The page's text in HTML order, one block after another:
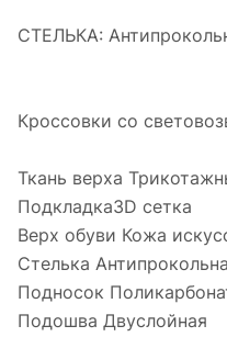
СТЕЛЬКА:
Кроссовки со
Ткань верха
Подкладка3D сетка
Верх обуви Кожа
Стелька
Подносок
Подошва Двуслойная